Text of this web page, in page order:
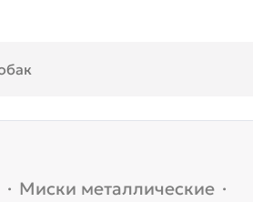
· Миски металлические ·